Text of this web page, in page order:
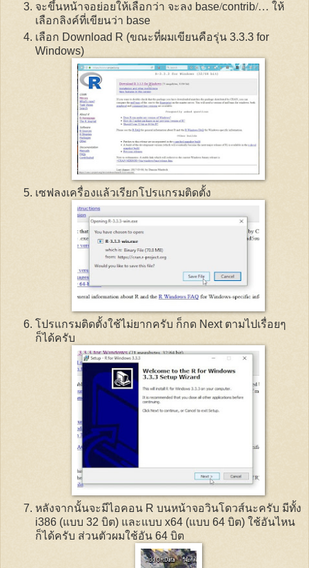
จะขึ้นหน้าจอย่อยให้เลือกว่า จะลง base/contrib/… ให้
เลือกลิงค์ที่เขียนว่า base
เลือก Download R (ขณะที่ผมเขียนคือรุ่น 3.3.3 for
Windows)
เซฟลงเครื่องแล้วเรียกโปรแกรมติดตั้ง
โปรแกรมติดตั้งใช้ไม่ยากครับ ก็กด Next ตามไปเรื่อยๆ
ก็ได้ครับ
หลังจากนั้นจะมีไอคอน R บนหน้าจอวินโดวส์นะครับ มีทั้ง
i386 (แบบ 32 บิต) และแบบ x64 (แบบ 64 บิต) ใช้อันไหน
ก็ได้ครับ ส่วนตัวผมใช้อัน 64 บิต